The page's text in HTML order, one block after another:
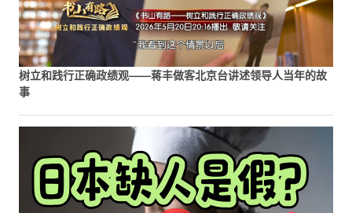
树立和践行正确政绩观——蒋丰做客北京台讲述领导人当年的故
事